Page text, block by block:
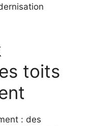
toits
: des